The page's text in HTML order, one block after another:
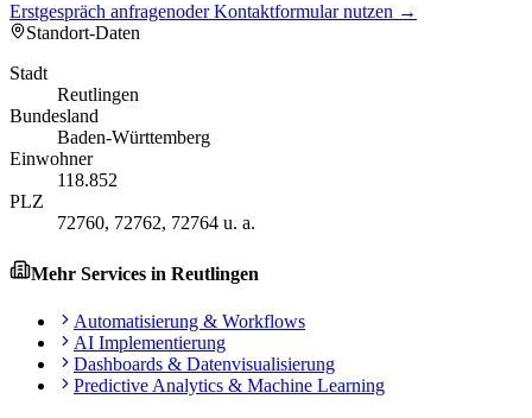
Erstgespräch anfragenoder Kontaktformular nutzen →
Standort-Daten
Stadt
Reutlingen
Bundesland
Baden-Württemberg
Einwohner
118.852
PLZ
72760, 72762, 72764 u. a.
Mehr Services in Reutlingen
Automatisierung & Workflows
AI Implementierung
Dashboards & Datenvisualisierung
Predictive Analytics & Machine Learning